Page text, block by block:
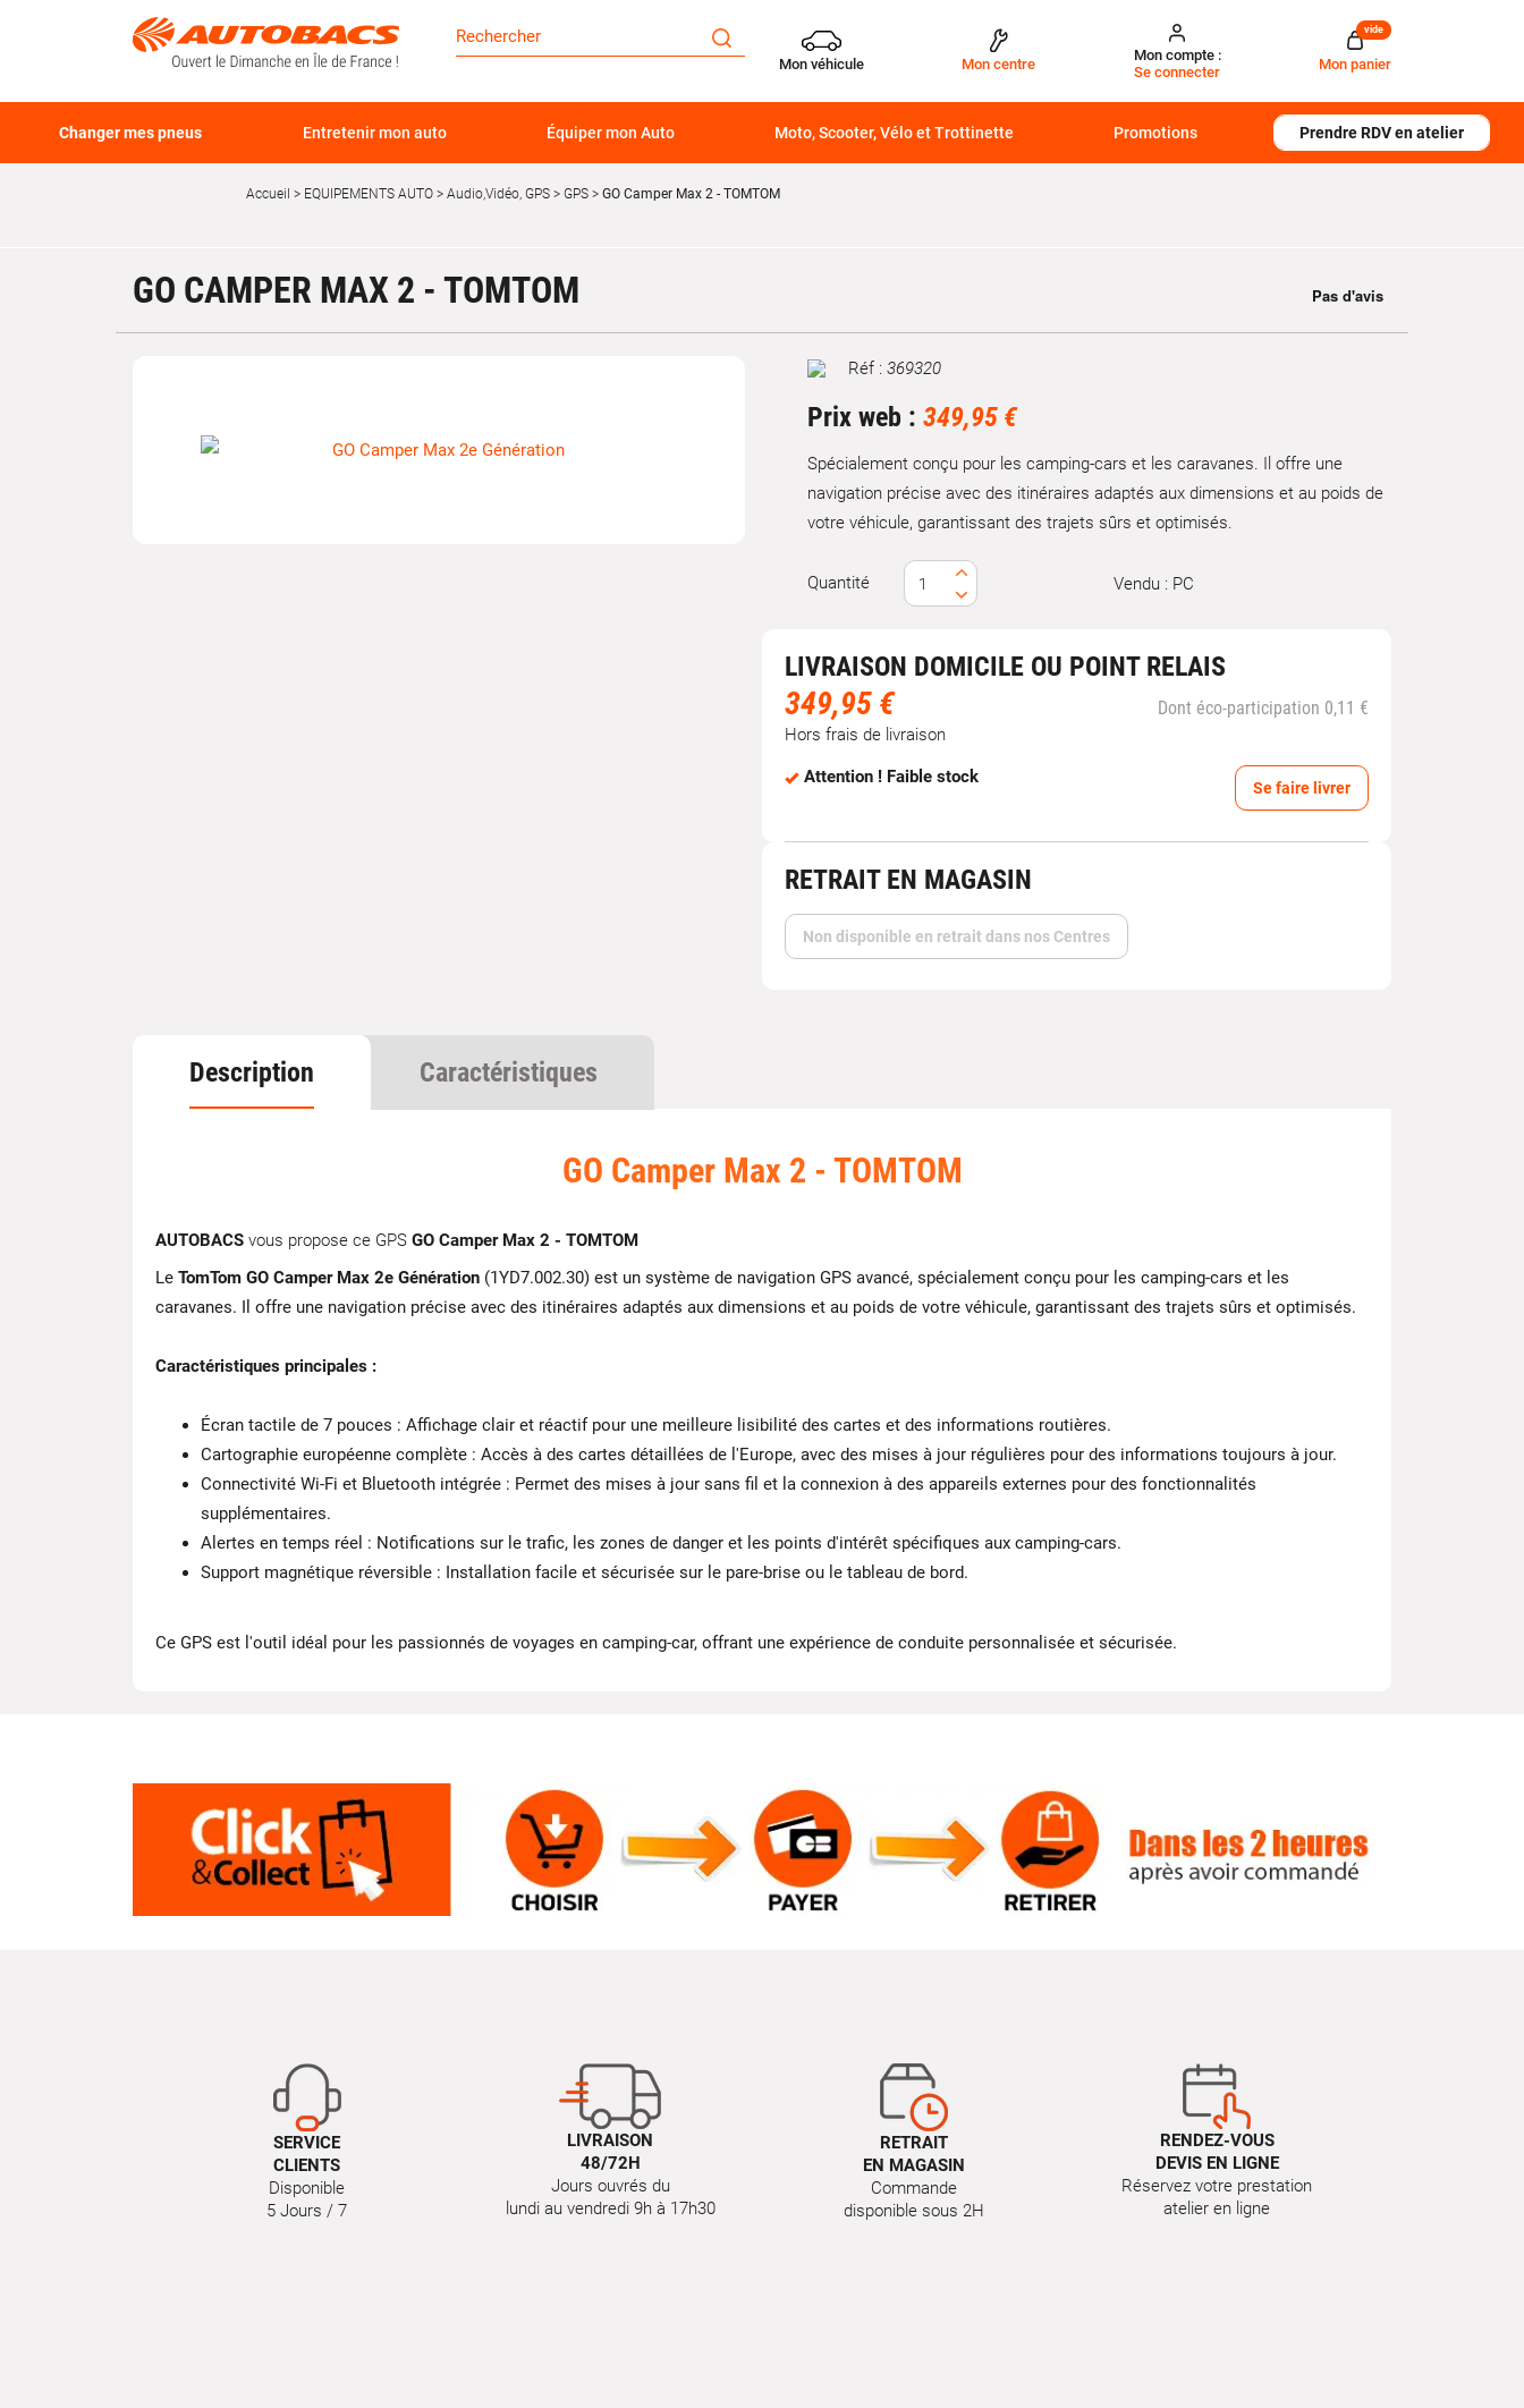
Mon véhicule Mon centre
Mon compte :
Se connecter
Mon panier
vide
Changer mes pneus Entretenir mon auto Équiper mon Auto Moto, Scooter, Vélo et Trottinette Promotions Prendre RDV en atelier
Accueil EQUIPEMENTS AUTO Audio,Vidéo, GPS GPS GO Camper Max 2 - TOMTOM
GO CAMPER MAX 2 - TOMTOM
MarqueRéf : 369320
Prix web : 349,95 €
Spécialement conçu pour les camping-cars et les caravanes. Il offre une
navigation précise avec des itinéraires adaptés aux dimensions et au poids de
votre véhicule, garantissant des trajets sûrs et optimisés.
Quantité Vendu : PC
LIVRAISON DOMICILE OU POINT RELAIS
349,95 € Dont éco-participation 0,11 €
Hors frais de livraison
Attention ! Faible stock
Se faire livrer
RETRAIT EN MAGASIN
Non disponible en retrait dans nos Centres
Description Caractéristiques
GO Camper Max 2 - TOMTOM
AUTOBACS vous propose ce GPS GO Camper Max 2 - TOMTOM
Le TomTom GO Camper Max 2e Génération (1YD7.002.30) est un système de navigation GPS avancé, spécialement conçu pour les camping-cars et les
caravanes. Il offre une navigation précise avec des itinéraires adaptés aux dimensions et au poids de votre véhicule, garantissant des trajets sûrs et optimisés.
Caractéristiques principales :
Écran tactile de 7 pouces : Affichage clair et réactif pour une meilleure lisibilité des cartes et des informations routières.
Cartographie européenne complète : Accès à des cartes détaillées de l'Europe, avec des mises à jour régulières pour des informations toujours à jour.
Connectivité Wi-Fi et Bluetooth intégrée : Permet des mises à jour sans fil et la connexion à des appareils externes pour des fonctionnalités
supplémentaires.
Alertes en temps réel : Notifications sur le trafic, les zones de danger et les points d'intérêt spécifiques aux camping-cars.
Support magnétique réversible : Installation facile et sécurisée sur le pare-brise ou le tableau de bord.
Ce GPS est l'outil idéal pour les passionnés de voyages en camping-car, offrant une expérience de conduite personnalisée et sécurisée.
SERVICE
CLIENTS
Disponible
5 Jours / 7
LIVRAISON
48/72H
Jours ouvrés du
lundi au vendredi 9h à 17h30
RETRAIT
EN MAGASIN
Commande
disponible sous 2H
RENDEZ-VOUS
DEVIS EN LIGNE
Réservez votre prestation
atelier en ligne